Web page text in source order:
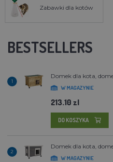
Zabawki dla kotów
BESTSELLERS
1
Domek dla kota,
W MAGAZYNIE
213.10 zl
DO KOSZYKA
2
Domek dla kota,
W MAGAZYNIE